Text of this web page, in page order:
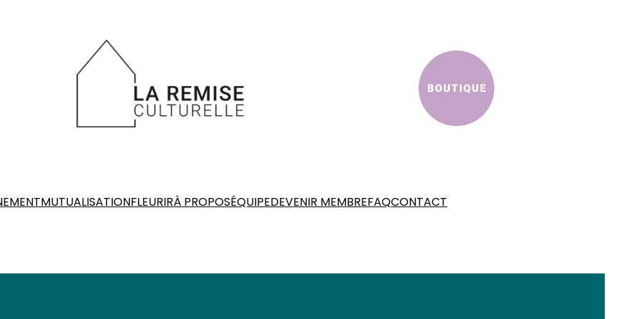
MUTUALISATIONFLEURIRÀ PROPOSÉQUIPEDEVENIR MEMBREFAQCONTACT